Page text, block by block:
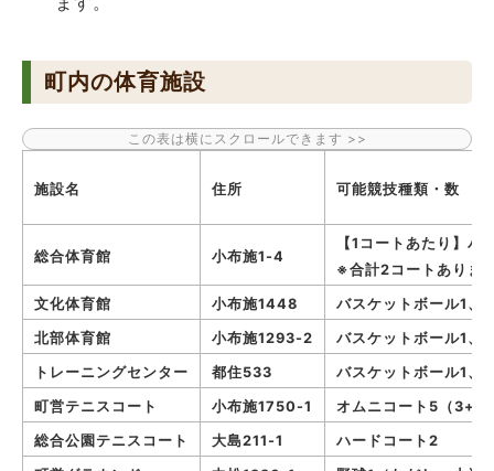
町内の体育施設
施設名 住所 可能競技種類・数
総合体育館 小布施1-4
【1コートあたり】
※合計2コートありま
文化体育館 小布施1448 バスケットボール1、
北部体育館 小布施1293-2 バスケットボール1、
トレーニングセンター 都住533 バスケットボール1、
町営テニスコート 小布施1750-1 オムニコート5（3+2
総合公園テニスコート 大島211-1 ハードコート2